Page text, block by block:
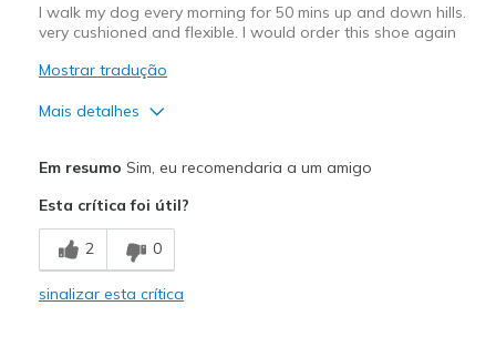
Easy Run
Short run
Width
Sizing
Feels true to size
I walk my dog every morning for 50 mins up and down hills.
very cushioned and flexible. I would order this shoe again
Mostrar tradução
Mais detalhes
Comfortable
Stylish
Em resumo Sim, eu recomendaria a um amigo
Esta crítica foi útil?
2 0
sinalizar esta crítica